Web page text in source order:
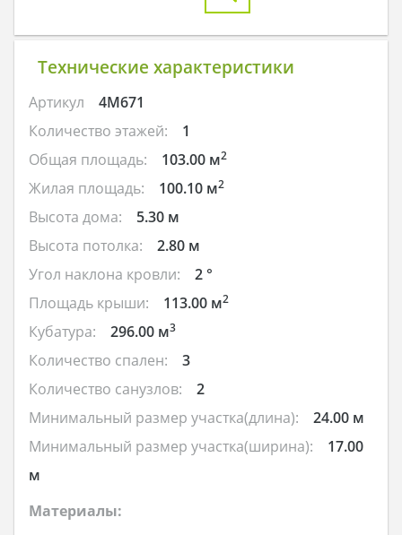
Технические характеристики
Артикул
4M671
Количество этажей:
1
Общая площадь:
103.00 м2
Жилая площадь: 100.10 м2
Высота дома:
5.30 м
Высота потолка:
2.80 м
Угол наклона кровли:
2 °
Площадь крыши:
113.00 м2
Кубатура: 296.00 м3
Количество спален:
3
Количество санузлов:
2
Минимальный размер участка(длина):
24.00 м
Минимальный размер участка(ширина):
17.00
м
Материалы: